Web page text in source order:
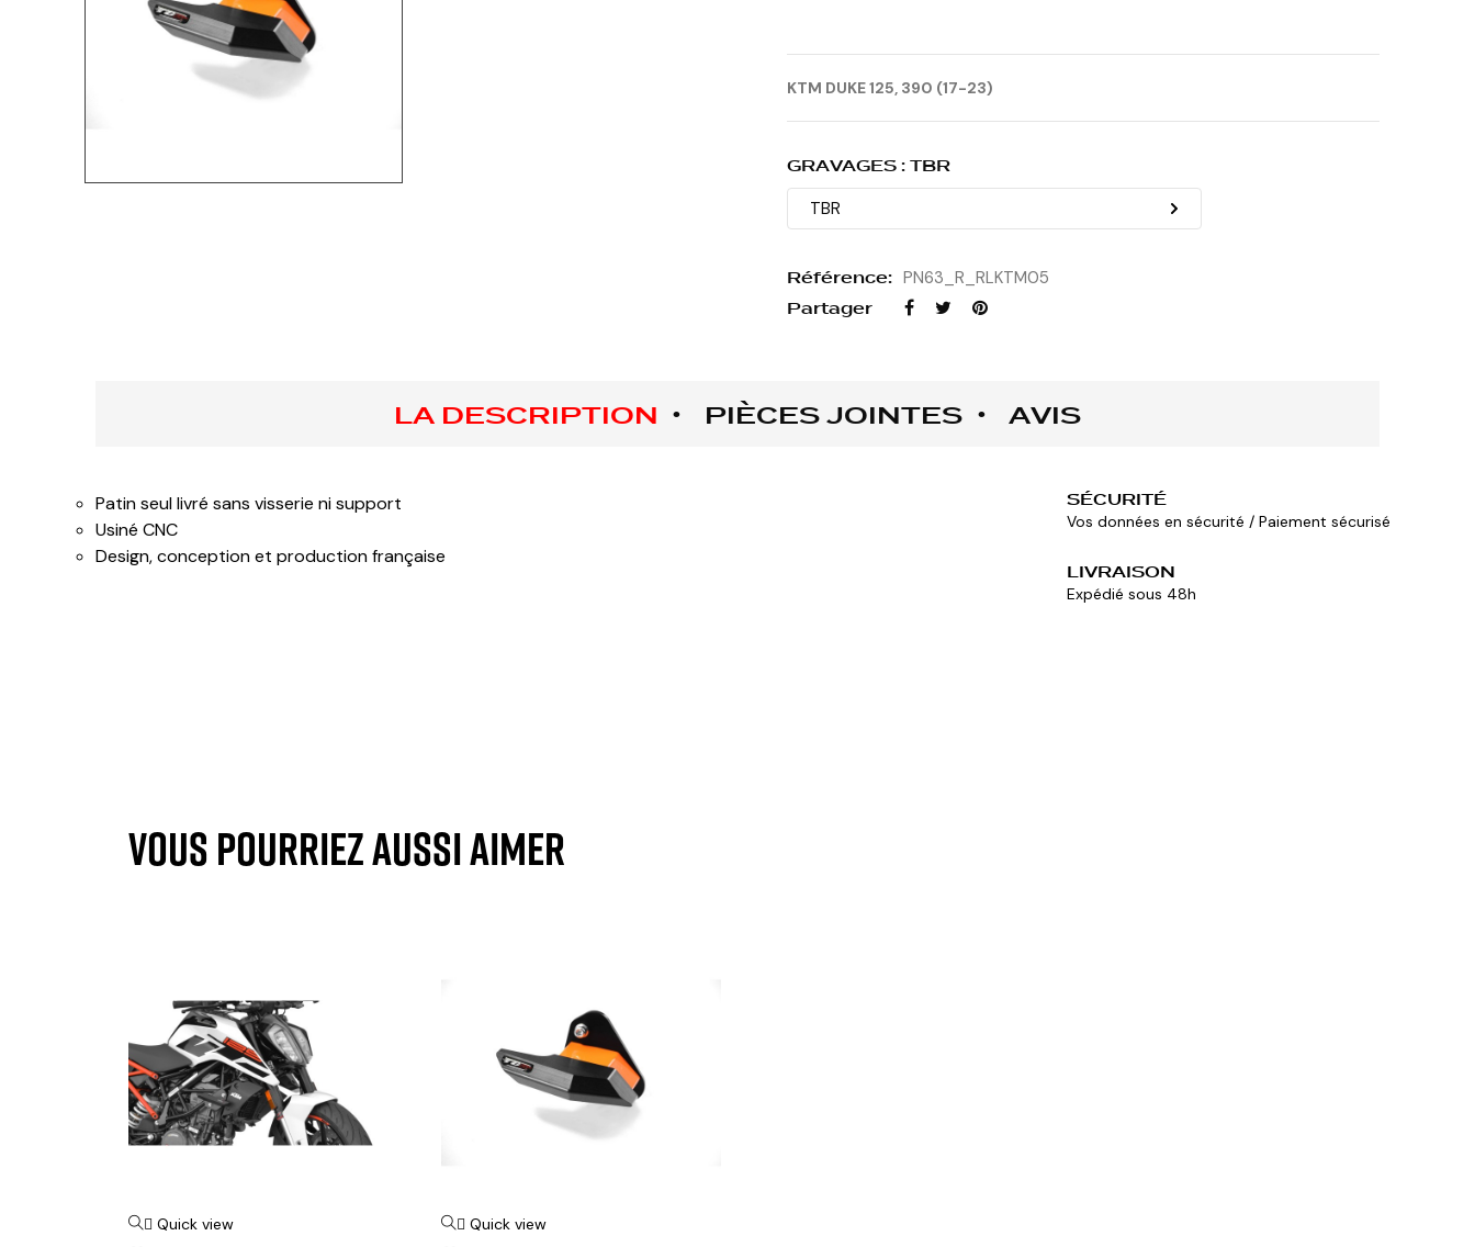
KTM DUKE 125, 390 (17-23)
GRAVAGES : TBR
Référence: PN63_R_RLKTM05
Partager
LA DESCRIPTION PIÈCES JOINTES AVIS
Patin seul livré sans visserie ni support
Usiné CNC
Design, conception et production française
SÉCURITÉ
Vos données en sécurité / Paiement sécurisé
LIVRAISON
Expédié sous 48h
VOUS POURRIEZ AUSSI AIMER
 Quick view  Quick view